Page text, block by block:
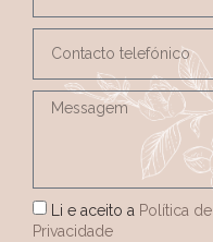
Li e aceito a Política de
Privacidade